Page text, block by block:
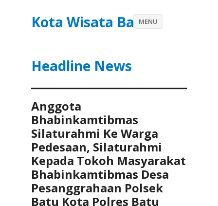
Kota Wisata Batu
Headline News
MENU
Anggota
Bhabinkamtibmas
Silaturahmi Ke Warga
Pedesaan, Silaturahmi
Kepada Tokoh Masyarakat
Bhabinkamtibmas Desa
Pesanggrahaan Polsek
Batu Kota Polres Batu